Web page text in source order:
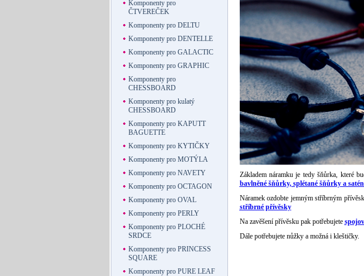
Komponenty pro
ČTVEREČEK
Komponenty pro DELTU
Komponenty pro DENTELLE
Komponenty pro GALACTIC
Komponenty pro GRAPHIC
Komponenty pro
CHESSBOARD
Komponenty pro kulatý
CHESSBOARD
Komponenty pro KAPUTT
BAGUETTE
Komponenty pro KYTIČKY
Komponenty pro MOTÝLA
Komponenty pro NAVETY
Komponenty pro OCTAGON
Komponenty pro OVAL
Komponenty pro PERLY
Komponenty pro PLOCHÉ
SRDCE
Komponenty pro PRINCESS
SQUARE
Komponenty pro PURE LEAF
Základem náramku je tedy šňůrka, které
bavlněné šňůrky, splétané šňůrky a
Náramek ozdobte jemným stříbrným
stříbrné přívěsky
Na zavěšení přívěsku pak potřebujete
Dále potřebujete nůžky a možná i kleštičky.